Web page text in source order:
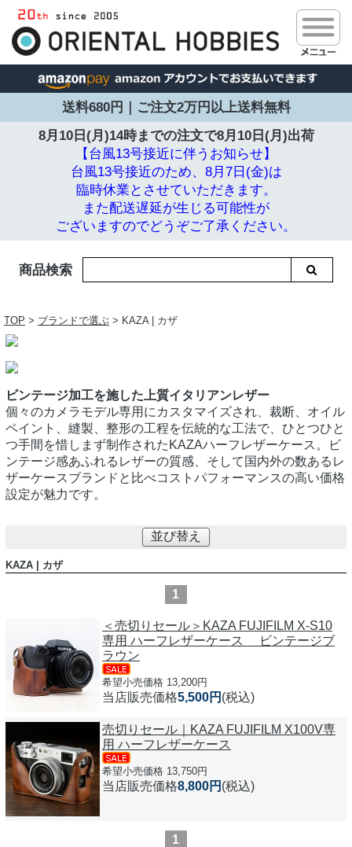
送料680円｜ご注文2万円以上送料無料
8月10日(月)14時までの注文で8月10日(月)出荷
【台風13号接近に伴うお知らせ】
台風13号接近のため、8月7日(金)は
臨時休業とさせていただきます。
また配送遅延が生じる可能性が
ございますのでどうぞご了承ください。
商品検索
TOP > ブランドで選ぶ > KAZA | カザ
ビンテージ加工を施した上質イタリアンレザー
個々のカメラモデル専用にカスタマイズされ、裁断、オイル
ペイント、縫製、整形の工程を伝統的な工法で、ひとつひと
つ手間を惜しまず制作されたKAZAハーフレザーケース。ビ
ンテージ感あふれるレザーの質感、そして国内外の数あるレ
ザーケースブランドと比べコストパフォーマンスの高い価格
設定が魅力です。
並び替え
KAZA | カザ
1
＜売切りセール＞KAZA FUJIFILM X-S10
専用 ハーフレザーケース ビンテージブ
ラウン
希望小売価格 13,200円
当店販売価格5,500円 (税込)
売切りセール｜KAZA FUJIFILM X100V専
用 ハーフレザーケース
希望小売価格 13,750円
当店販売価格8,800円 (税込)
1